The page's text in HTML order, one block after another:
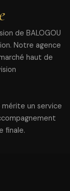
de BALOGOU
Notre agence
haut de
un service
finale.